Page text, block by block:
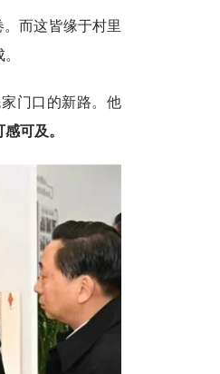
而这皆缘于村里
门口的新路。他
可及。